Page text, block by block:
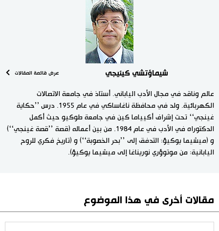
شيماؤتشي كيئيجي عرض قائمة المقالات
عالم وناقد في مجال الأدب الياباني. أستاذ في جامعة الاتصالات
الكهربائية. ولد في محافظة ناغاساكي في عام 1955. درس ’’حكاية
غينجي‘‘ تحت إشراف أكيياما كين في جامعة طوكيو حيث أكمل
الدكتوراه في الأدب في عام 1984. من بين أعماله (قصة ’’قصة غينجي‘‘)
و (ميشيما يوكيؤ: التدفق إلى ’’بحر الخصوبة‘‘) و (تاريخ فكري للروح
اليابانية: من موتوؤري نوريناغا إلى ميشيما يوكيؤ).
مقالات أخرى في هذا الموضوع